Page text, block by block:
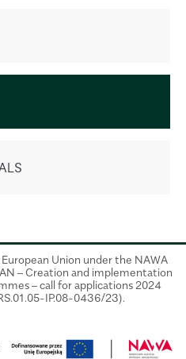
Union under the NAWA
– Creation and implementation
– call for applications 2024
IP.08-0436/23).